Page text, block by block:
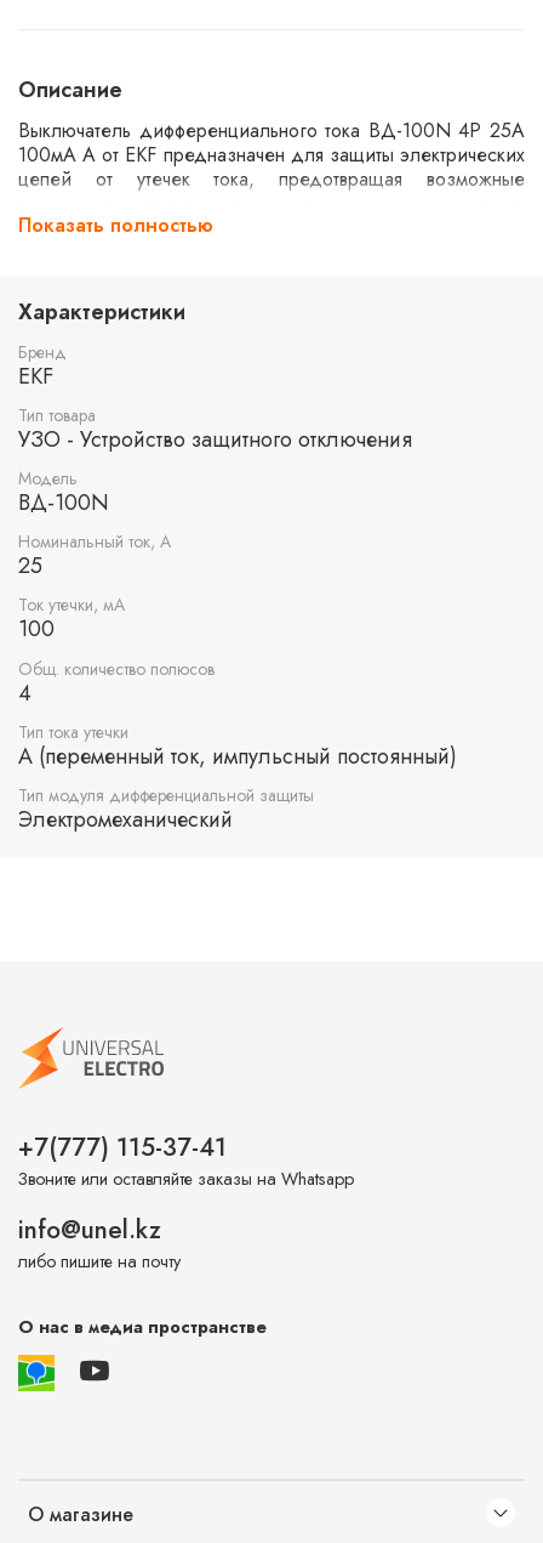
Описание
Выключатель дифференциального тока ВД-100N 4P 25А
100мА A от EKF предназначен для защиты электрических
цепей от утечек тока, предотвращая возможные
Устройство рассчитано на номинальный ток 25А и утечку
замыкания до 6кА, что делает его надежным элементом
в системах распределения электроэнергии.
Показать полностью
Характеристики
Бренд
EKF
Тип товара
УЗО - Устройство защитного отключения
Модель
ВД-100N
Номинальный ток, А
25
Ток утечки, мА
100
Общ. количество полюсов
4
Тип тока утечки
A (переменный ток, импульсный постоянный)
Тип модуля дифференциальной защиты
Электромеханический
О магазине
+7(777) 115-37-41
Звоните или оставляйте заказы на Whatsapp
info@unel.kz
либо пишите на почту
О нас в медиа пространстве